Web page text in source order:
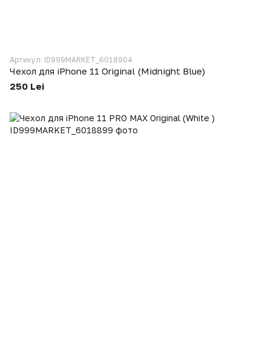
Артикул: ID999MARKET_6018904
Чехол для iPhone 11 Original (Midnight Blue)
250 Lei